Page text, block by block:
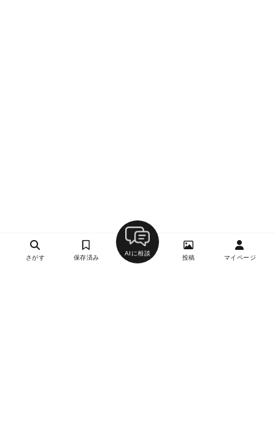
さがす 保存済み
AIに相談
投稿 マイページ